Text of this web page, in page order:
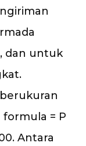
dan untuk
= P
Antara